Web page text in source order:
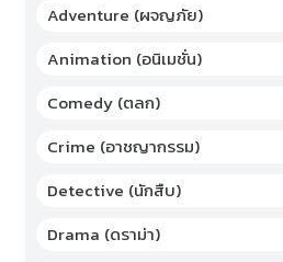
Adventure (ผจญภัย)
Animation (อนิเมชั่น)
Comedy (ตลก)
Crime (อาชญากรรม)
Detective (นักสืบ)
Drama (ดราม่า)